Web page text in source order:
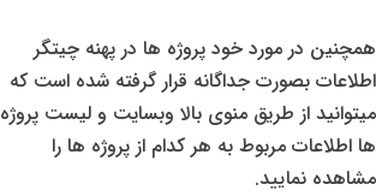
همچنین در مورد خود پروژه ها در پهنه چیتگر
اطلاعات بصورت جداگانه قرار گرفته شده است که
میتوانید از طریق منوی بالا وبسایت و لیست پروژه
ها اطلاعات مربوط به هر کدام از پروژه ها را
مشاهده نمایید.